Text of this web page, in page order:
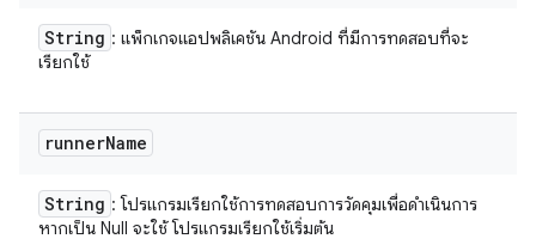
String : แพ็กเกจแอปพลิเคชัน Android ที่มีการทดสอบที่จะ
เรียกใช้
runnerName
String : โปรแกรมเรียกใช้การทดสอบการวัดคุมเพื่อดำเนินการ
หากเป็น Null จะใช้ โปรแกรมเรียกใช้เริ่มต้น